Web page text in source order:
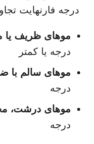
درجه فارنهایت
موهای ظریف یا
درجه یا کمتر
موهای سالم
درجه
موهای درشت،
درجه